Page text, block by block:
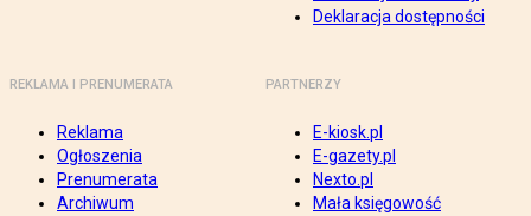
Deklaracja dostępności
REKLAMA I PRENUMERATA
Reklama
Ogłoszenia
Prenumerata
Archiwum
PARTNERZY
E-kiosk.pl
E-gazety.pl
Nexto.pl
Mała księgowość